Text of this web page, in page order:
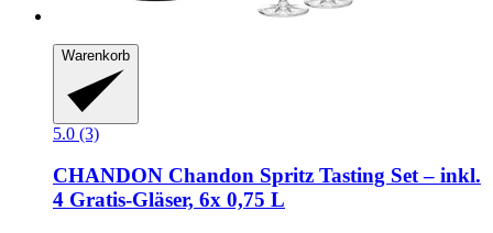
Warenkorb
5.0 (3)
CHANDON Chandon Spritz Tasting Set – inkl.
4 Gratis-​Gläser, 6x 0,75 L